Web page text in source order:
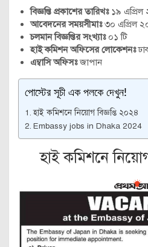
বিজ্ঞপ্তি প্রকাশের তারিখঃ ১৯ এপ্রিল
আবেদনের সময়সীমাঃ৩০ এপ্রিল
চলমান বিজ্ঞপ্তির সংখ্যাঃ০১ টি
হাই কমিশন অফিসের লোকেশনঃ
এম্বাসি অফিসঃজাপান
পোস্টের সূচী এক পলকে দেখুন!
হাই কমিশনে নিয়োগ বিজ্ঞপ্তি ২০২৪
Embassy jobs in Dhaka 2024
হাই কমিশনে